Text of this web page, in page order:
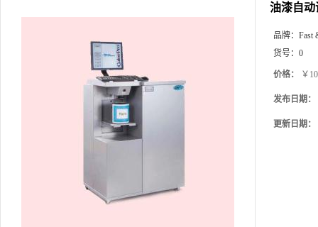
油漆自动
品牌： Fast
货号： 0
价格： ￥
发布日期：
更新日期：